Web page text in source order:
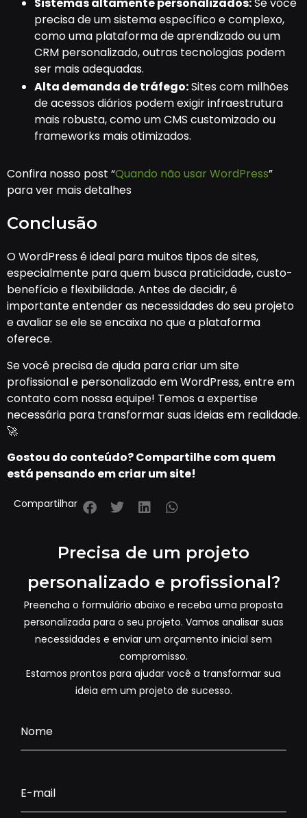
precisa de um sistema específico e complexo,
como uma plataforma de aprendizado ou um
CRM personalizado, outras tecnologias podem
ser mais adequadas.
Alta demanda de tráfego:Sites com milhões
de acessos diários podem exigir infraestrutura
mais robusta, como um CMS customizado ou
frameworks mais otimizados.
Confira nosso post “Quando não usar WordPress”
para ver mais detalhes
Conclusão
O WordPress é ideal para muitos tipos de sites,
especialmente para quem busca praticidade, custo-
benefício e flexibilidade. Antes de decidir, é
importante entender as necessidades do seu projeto
e avaliar se ele se encaixa no que a plataforma
oferece.
Se você precisa de ajuda para criar um site
profissional e personalizado em WordPress, entre em
contato com nossa equipe! Temos a expertise
necessária para transformar suas ideias em realidade.
🚀
Gostou do conteúdo? Compartilhe com quem
está pensando em criar um site!
Compartilhar
Precisa de um projeto
personalizado e profissional?
Preencha o formulário abaixo e receba uma proposta
personalizada para o seu projeto. Vamos analisar suas
necessidades e enviar um orçamento inicial sem
compromisso.
Estamos prontos para ajudar você a transformar sua
ideia em um projeto de sucesso.
Nome
E-mail